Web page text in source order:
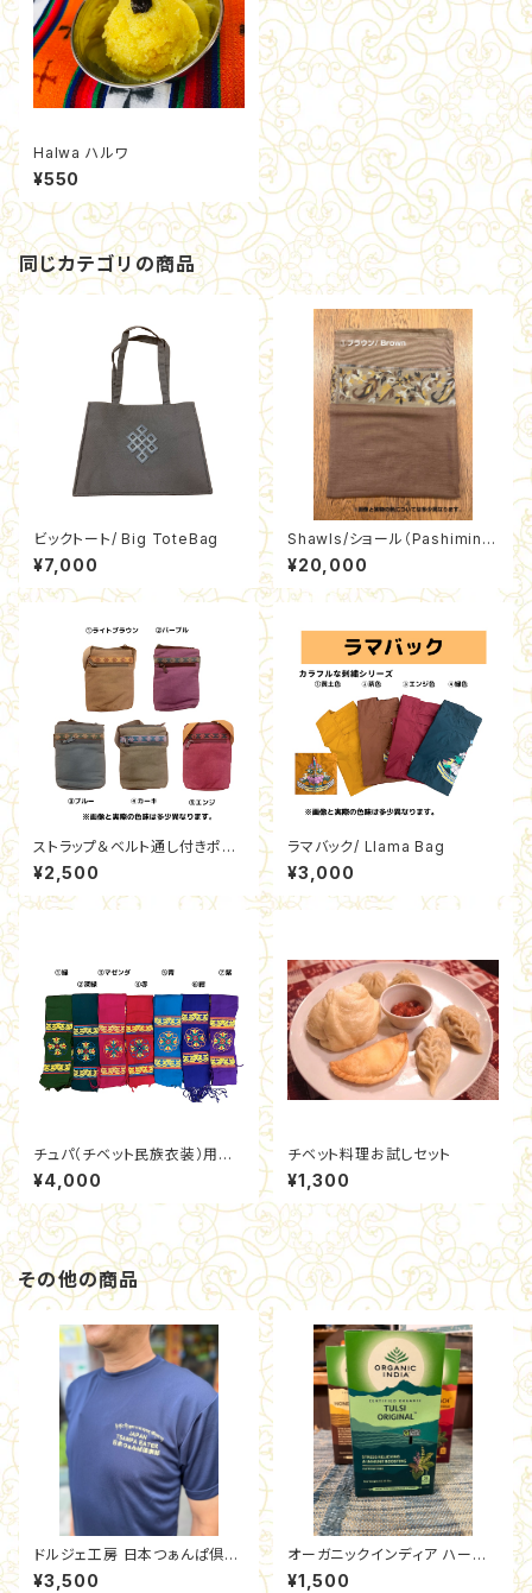
Halwa ハルワ
¥550
同じカテゴリの商品
ビックトート/ Big ToteBag
¥7,000
Shawls/ショール（Pashimina
&Wool/パシュミナ＆ウール)
¥20,000
ストラップ＆ベルト通し付きポシ
ェット / Pochette
¥2,500
ラマバック/ Llama Bag
¥3,000
チュパ（チベット民族衣装）用ケ
ラ（帯）
¥4,000
チベット料理お試しセット
¥1,300
その他の商品
ドルジェ工房 日本つぁんぱ倶楽
部オリジナルTシャツ
¥3,500
オーガニックインディア ハーブ
ティー（1箱25包入り）
¥1,500